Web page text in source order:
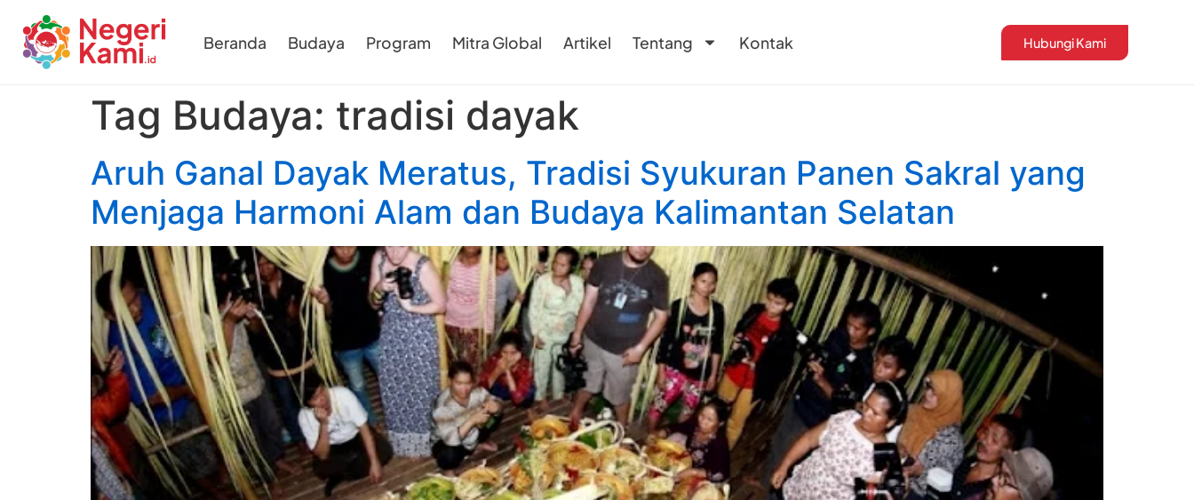
Beranda Budaya Program Mitra Global Artikel Tentang Kontak Hubungi Kami
Tag Budaya: tradisi dayak
Aruh Ganal Dayak Meratus, Tradisi Syukuran Panen Sakral yang
Menjaga Harmoni Alam dan Budaya Kalimantan Selatan